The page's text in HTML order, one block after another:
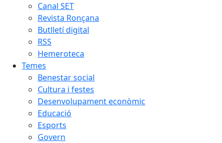
Canal SET
Revista Ronçana
Butlletí digital
RSS
Hemeroteca
Temes
Benestar social
Cultura i festes
Desenvolupament econòmic
Educació
Esports
Govern